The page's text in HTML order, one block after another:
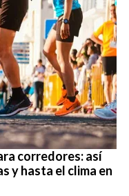
corredores: así
y hasta el clima en